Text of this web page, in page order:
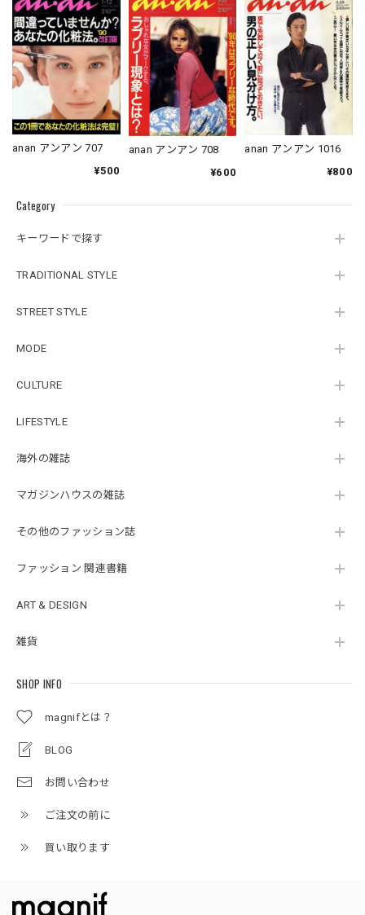
Category
キーワードで探す
TRADITIONAL STYLE
STREET STYLE
MODE
CULTURE
LIFESTYLE
海外の雑誌
マガジンハウスの雑誌
その他のファッション誌
ファッション 関連書籍
ART & DESIGN
雑貨
SHOP INFO
magnifとは？
BLOG
お問い合わせ
ご注文の前に
買い取ります
anan アンアン 707
¥500
anan アンアン 708
¥600
anan アンアン 1016
¥800